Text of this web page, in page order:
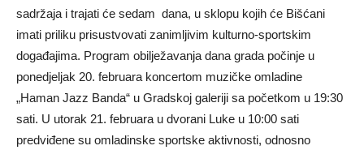
sadržaja i trajati će sedam dana, u sklopu kojih će Bišćani
imati priliku prisustvovati zanimljivim kulturno-sportskim
događajima. Program obilježavanja dana grada počinje u
ponedjeljak 20. februara koncertom muzičke omladine
„Haman Jazz Banda“ u Gradskoj galeriji sa početkom u 19:30
sati. U utorak 21. februara u dvorani Luke u 10:00 sati
predviđene su omladinske sportske aktivnosti, odnosno